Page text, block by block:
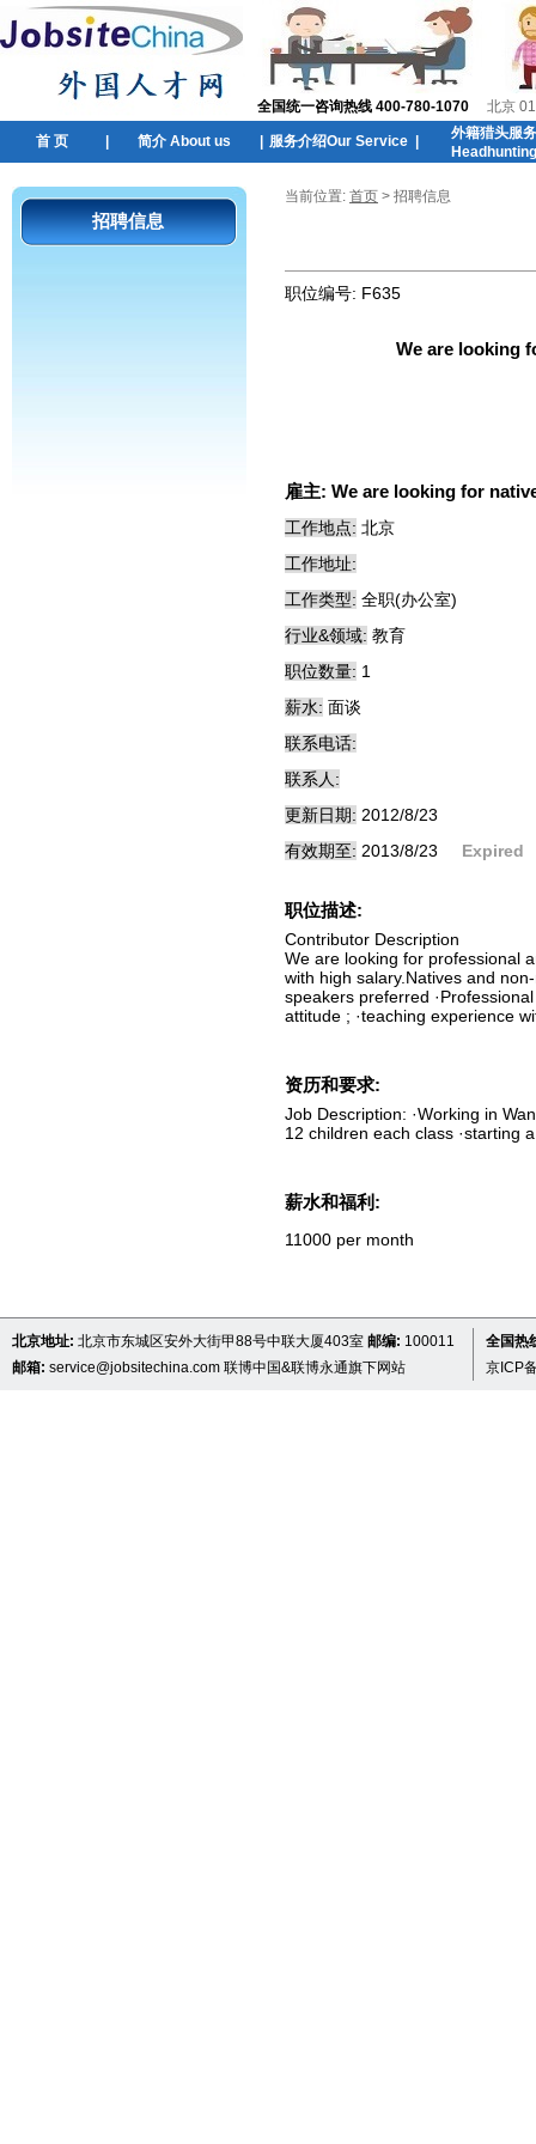
全国统一咨询热线 400-780-1070 北京
首 页 简介 About us 服务介绍Our Service
外籍猎头服
招聘信息
当前位置: 首页 > 招聘信息
职位编号: F635
We are looking
雇主: We are looking for
工作地点: 北京
工作地址:
工作类型: 全职(办公室)
行业&领域: 教育
职位数量: 1
薪水: 面谈
联系电话:
联系人:
更新日期: 2012/8/23
有效期至: 2013/8/23 Expired
职位描述:
Contributor Description
We are looking for professional
with high salary.Natives and
speakers preferred
attitude ; ·teaching experience
资历和要求:
Job Description: ·Working in
12 children each class ·starting
薪水和福利:
11000 per month
北京地址: 北京市东城区安外大街甲88号中联大厦403室 邮编: 100011
邮箱: service@jobsitechina.com 联博中国&联博永通旗下网站
全国热
京ICP